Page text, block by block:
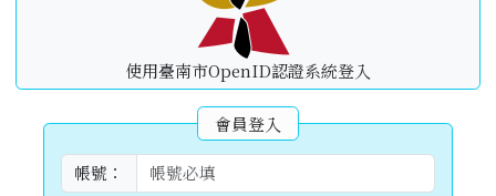
使用臺南市OpenID認證系統登入
會員登入
帳號：